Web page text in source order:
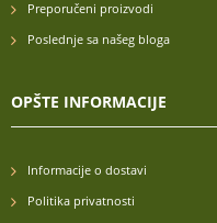
Preporučeni proizvodi
Poslednje sa našeg bloga
OPŠTE INFORMACIJE
Informacije o dostavi
Politika privatnosti